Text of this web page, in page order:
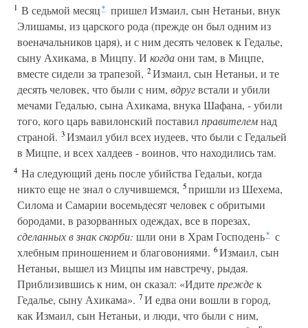
1 В седьмой месяц *
пришел Измаил, сын Нетаньи, внук
Элишамы, из царского рода (прежде он был одним из
военачальников царя), и с ним десять человек к Гедалье,
сыну Ахикама, в Мицпу. И когдаони там, в Мицпе,
вместе сидели за трапезой, 2Измаил, сын Нетаньи, и те
десять человек, что были с ним, вдругвстали и убили
мечами Гедалью, сына Ахикама, внука Шафана, - убили
того, кого царь вавилонский поставилправителемнад
страной. 3Измаил убил всех иудеев, что были с Гедальей
в Мицпе, и всех халдеев - воинов, что находились там.
4 На следующий день после убийства Гедальи, когда
никто еще не знал о случившемся, 5пришли из Шехема,
Силома и Самарии восемьдесят человек с обритыми
бородами, в разорванных одеждах, все в порезах,
сделанных в знак скорби: шли они в Храм Господень*
с
хлебным приношением и благовониями. 6Измаил, сын
Нетаньи, вышел из Мицпы им навстречу, рыдая.
Приблизившись к ним, он сказал: «Идитепреждек
Гедалье, сыну Ахикама». 7И едва они вошли в город,
как Измаил, сын Нетаньи, и люди, что были с ним,